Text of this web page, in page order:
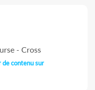
- Cross
de contenu sur